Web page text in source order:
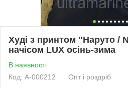
Худі з принтом "Наруто /
начісом LUX осінь-зима
В наявності
Код: A-000212
Опт і роздріб